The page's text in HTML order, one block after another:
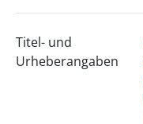
Titel- und
Urheberangaben